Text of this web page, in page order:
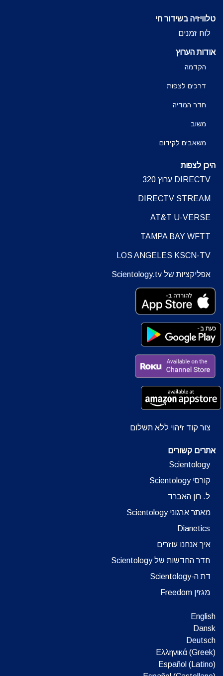
טלוויזיה בשידור חי
לוח זמנים
אודות הערוץ
הקדמה
דרכים לצפות
חדר המדיה
משוב
משאבים לקידום
היכן לצפות
DIRECTV ערוץ 320
DIRECTV STREAM
AT&T U-VERSE
TAMPA BAY WFTT
LOS ANGELES KSCN-TV
אפליקציות של Scientology.tv
צור קוד זיהוי ללא תשלום
אתרים קשורים
Scientology
קורסי Scientology
ל. רון האברד
מאתר ארגוני Scientology
Dianetics
איך אנחנו עוזרים
חדר החדשות של Scientology
דת ה-Scientology
מגזין Freedom
English
Dansk
Deutsch
Ελληνικά (Greek)
Español (Latino)